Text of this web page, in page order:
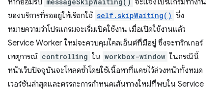
หากยอมรับ
จะแจ้งโปรแกรมทำงาน
ของบริการที่รออยู่ให้เรียกใช้ self.skipWaiting() ซึ่ง
หมายความว่าโปรแกรมจะเริ่มเปิดใช้งาน เมื่อเปิดใช้งานแล้ว
Service Worker ใหม่จะควบคุมไคลเอ็นต์ที่มีอยู่ ซึ่งจะทริกเกอร์
เหตุการณ์ controlling ใน workbox-window ในกรณีนี้
หน้าเว็บปัจจุบันจะโหลดซ้ำโดยใช้เนื้อหาที่แคชไว้ล่วงหน้าทั้งหมด
เวอร์ชันล่าสุดและตรรกะการกําหนดเส้นทางใหม่ที่พบใน Service